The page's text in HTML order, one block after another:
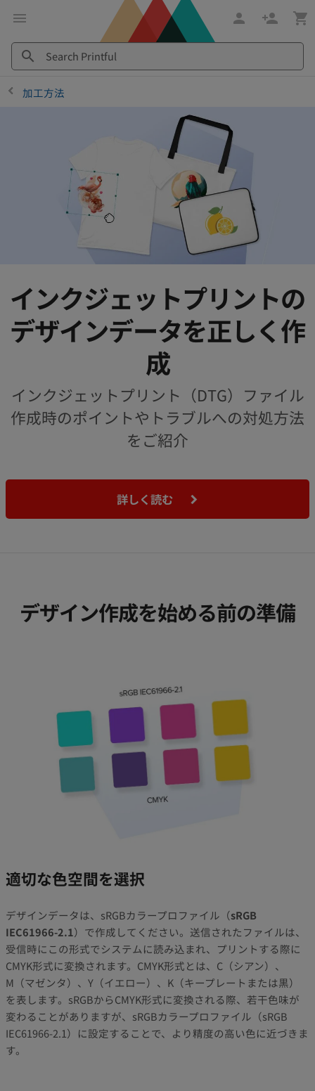
イ
ン
ン
ヘ
ル
セ
Printful
Printful
加工方法
インクジェットプリントの
デザインデータを正しく作
成
インクジェットプリント（DTG）ファイル
作成時のポイントやトラブルへの対処方法
をご紹介
詳しく読む
デザイン作成を始める前の準備
適切な色空間を選択
デザインデータは、sRGBカラープロファイル（sRGB
IEC61966-2.1）で作成してください。送信されたファイルは、
受信時にこの形式でシステムに読み込まれ、プリントする際に
CMYK形式に変換されます。CMYK形式とは、C（シアン）、
M（マゼンタ）、Y（イエロー）、K（キープレートまたは黒）
を表します。sRGBからCMYK形式に変換される際、若干色味が
変わることがありますが、sRGBカラープロファイル（sRGB
IEC61966-2.1）に設定することで、より精度の高い色に近づきま
す。